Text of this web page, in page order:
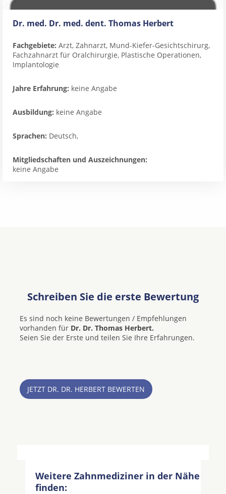
Dr. med. Dr. med. dent. Thomas Herbert
Fachgebiete: Arzt, Zahnarzt, Mund-Kiefer-Gesichtschirurg,
Fachzahnarzt für Oralchirurgie, Plastische Operationen,
Implantologie
Jahre Erfahrung: keine Angabe
Ausbildung: keine Angabe
Sprachen: Deutsch,
Mitgliedschaften und Auszeichnungen:
keine Angabe
Schreiben Sie die erste Bewertung
Es sind noch keine Bewertungen / Empfehlungen
vorhanden für Dr. Dr. Thomas Herbert.
Seien Sie der Erste und teilen Sie Ihre Erfahrungen.
JETZT DR. DR. HERBERT BEWERTEN
Weitere Zahnmediziner in der Nähe
finden: